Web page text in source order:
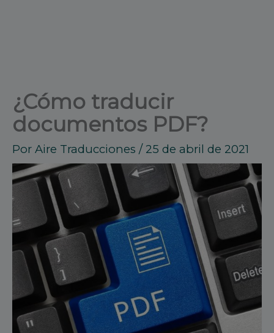
¿Cómo traducir
documentos PDF?
Por Aire Traducciones / 25 de abril de 2021